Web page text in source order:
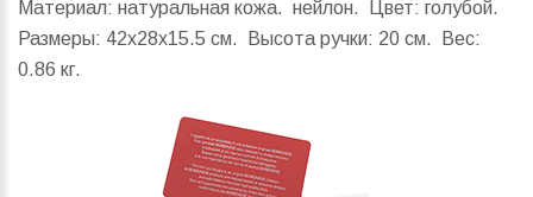
Материал: натуральная кожа. нейлон. Цвет: голубой.
Размеры: 42x28x15.5 см. Высота ручки: 20 см.
Вес:
0.86 кг.